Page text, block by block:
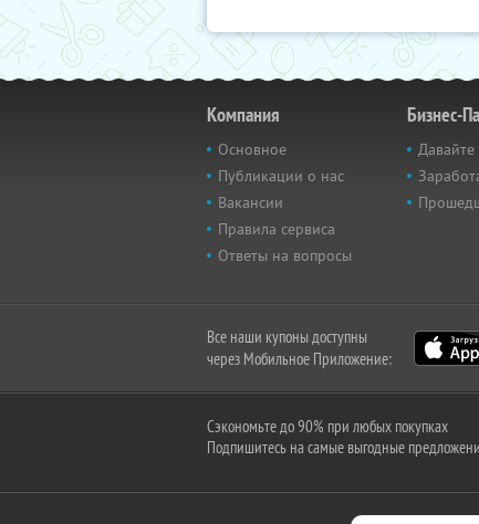
Компания
Основное
Публикации о нас
Вакансии
Правила сервиса
Ответы на вопросы
Бизнес-
Все наши купоны доступны
через Мобильное Приложение:
Сэкономьте до 90% при любых покупках
Подпишитесь на самые выгодные